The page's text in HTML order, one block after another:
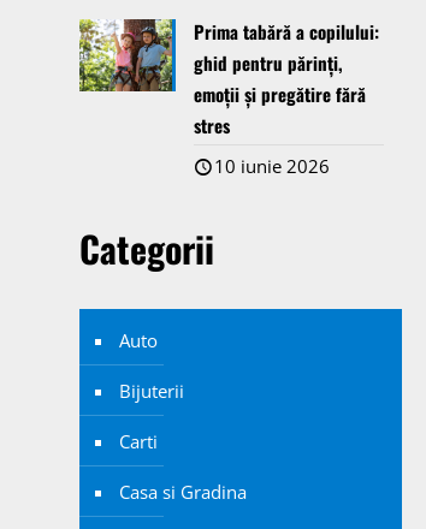
Prima tabără a copilului:
ghid pentru părinți,
emoții și pregătire fără
stres
10 iunie 2026
Categorii
Auto
Bijuterii
Carti
Casa si Gradina